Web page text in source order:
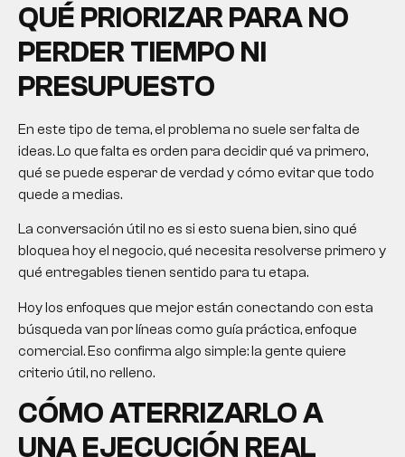
QUÉ PRIORIZAR PARA NO
PERDER TIEMPO NI
PRESUPUESTO
En este tipo de tema, el problema no suele ser falta de
ideas. Lo que falta es orden para decidir qué va primero,
qué se puede esperar de verdad y cómo evitar que todo
quede a medias.
La conversación útil no es si esto suena bien, sino qué
bloquea hoy el negocio, qué necesita resolverse primero y
qué entregables tienen sentido para tu etapa.
Hoy los enfoques que mejor están conectando con esta
búsqueda van por líneas como guía práctica, enfoque
comercial. Eso confirma algo simple: la gente quiere
criterio útil, no relleno.
CÓMO ATERRIZARLO A
UNA EJECUCIÓN REAL